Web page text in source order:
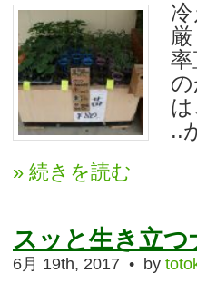
..
» 続きを読む
スッと生き立つ
6月 19th, 2017 • by